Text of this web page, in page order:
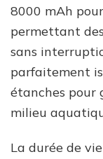
8000 mAh
permettant
sans
parfaitement
étanches pour
milieu
La durée de